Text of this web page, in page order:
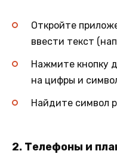
Откройте
ввести текст
Нажмите кнопку
на цифры и
Найдите символ
2. Телефоны и